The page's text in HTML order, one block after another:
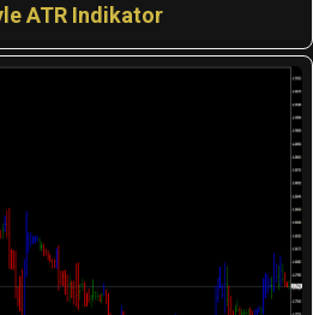
ATR Indikator